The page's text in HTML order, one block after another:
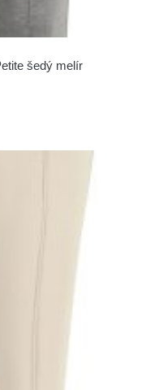
šedý melír